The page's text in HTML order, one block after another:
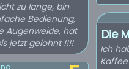
zu lange, bin
Bedienung,
Augenweide, hat
jetzt gelohnt !!!!
Die
Ich